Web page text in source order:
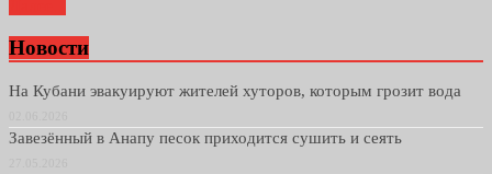
Новости
На Кубани эвакуируют жителей хуторов, которым грозит вода
Завезённый в Анапу песок приходится сушить и сеять